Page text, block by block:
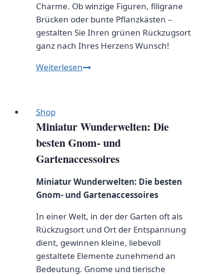
Charme. Ob winzige Figuren, filigrane
Brücken oder bunte Pflanzkästen –
gestalten Sie Ihren grünen Rückzugsort
ganz nach Ihres Herzens Wunsch!
WeiterlesenMiniatur
für
kleine
Gartenlandschaften
Shop
Miniatur Wunderwelten: Die
besten Gnom- und
Gartenaccessoires
Miniatur Wunderwelten: Die besten
Gnom- und Gartenaccessoires
In einer Welt, in der der Garten oft als
Rückzugsort und Ort der Entspannung
dient, gewinnen kleine, liebevoll
gestaltete Elemente zunehmend an
Bedeutung. Gnome und tierische